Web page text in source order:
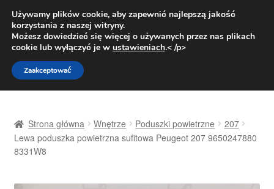
DOSTAWA od 31 zł
Pn.-pt. 9:00-16:00800 003 167
Przejdź
do
nawigacji
Przejdź
do
treści
Dostawa
Strona główna Wnętrze Poduszki powietrzne
207
Lewa poduszka powietrzna sufitowa Peugeot 207 9650247880
8331W8
Używamy plików cookie, aby zapewnić najlepszą jakość
korzystania z naszej witryny.
Możesz dowiedzieć się więcej o używanych przez nas plikach
cookie lub wyłączyć je w ustawieniach.< /p>
Zaakceptować